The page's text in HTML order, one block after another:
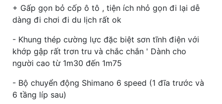
+ Gấp gọn bỏ cốp ô tô , tiện ích nhỏ gọn đi lại dễ
dàng đi chơi đi du lịch rất ok
- Khung thép cường lực đặc biệt sơn tĩnh điện với
khớp gập rất trơn tru và chắc chắn ' Dành cho
người cao từ 1m30 đến 1m75
- Bộ chuyển động Shimano 6 speed (1 đĩa trước và
6 tầng líp sau)